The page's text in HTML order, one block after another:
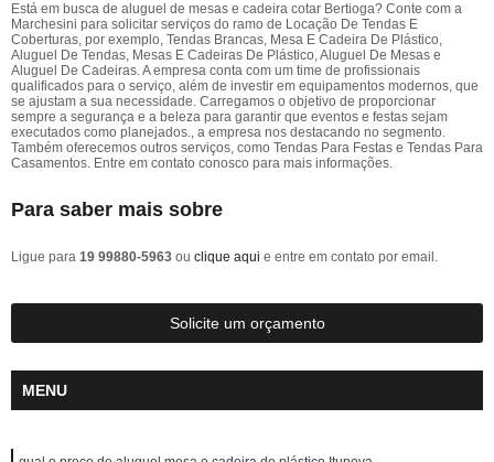
Está em busca de aluguel de mesas e cadeira cotar Bertioga? Conte com a
Marchesini para solicitar serviços do ramo de Locação De Tendas E
Coberturas, por exemplo, Tendas Brancas, Mesa E Cadeira De Plástico,
Aluguel De Tendas, Mesas E Cadeiras De Plástico, Aluguel De Mesas e
Aluguel De Cadeiras. A empresa conta com um time de profissionais
qualificados para o serviço, além de investir em equipamentos modernos, que
se ajustam a sua necessidade. Carregamos o objetivo de proporcionar
sempre a segurança e a beleza para garantir que eventos e festas sejam
executados como planejados., a empresa nos destacando no segmento.
Também oferecemos outros serviços, como Tendas Para Festas e Tendas Para
Casamentos. Entre em contato conosco para mais informações.
Para saber mais sobre
Ligue para 19 99880-5963 ou clique aqui e entre em contato por email.
Solicite um orçamento
MENU